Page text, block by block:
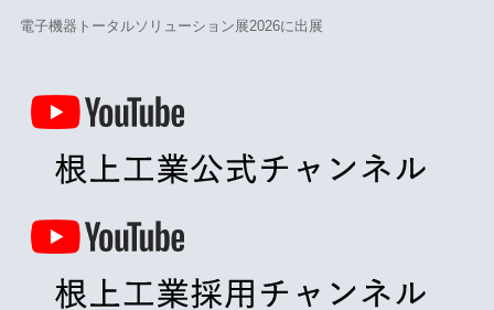
電子機器トータルソリューション展2026に出展